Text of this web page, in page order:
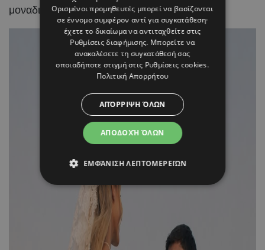
μοναδικά τη χαρά της ημέρας.
Ορισμένοι προμηθευτές μπορεί να βασίζονται
σε έννομο συμφέρον αντί για συγκατάθεση·
έχετε το δικαίωμα να αντιταχθείτε στις
Ρυθμίσεις διαφήμισης. Μπορείτε να
ανακαλέσετε τη συγκατάθεσή σας
οποιαδήποτε στιγμή στις Ρυθμίσεις cookies.
Πολιτική Απορρήτου
ΑΠΟΔΟΧΉ ΌΛΩΝ
ΑΠΌΡΡΙΨΗ ΌΛΩΝ
ΕΜΦΆΝΙΣΗ ΛΕΠΤΟΜΕΡΕΙΏΝ